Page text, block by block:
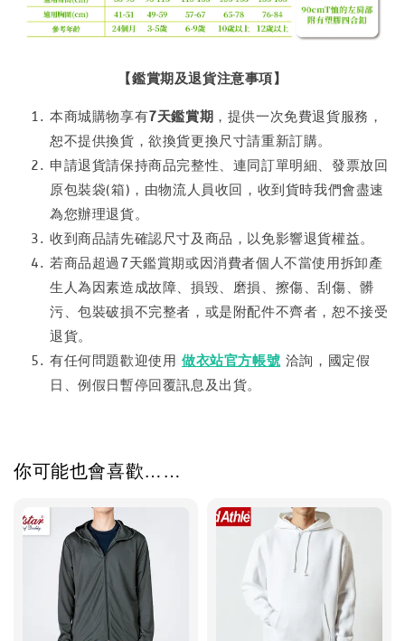
【鑑賞期及退貨注意事項】
本商城購物享有7天鑑賞期 ，提供一次免費退貨服務，
恕不提供換貨，欲換貨更換尺寸請重新訂購。
申請退貨請保持商品完整性、連同訂單明細、發票放回
原包裝袋(箱)，由物流人員收回，收到貨時我們會盡速
為您辦理退貨。
收到商品請先確認尺寸及商品，以免影響退貨權益。
若商品超過7天鑑賞期或因消費者個人不當使用拆卸產
生人為因素造成故障、損毀、磨損、擦傷、刮傷、髒
污、包裝破損不完整者，或是附配件不齊者，恕不接受
退貨。
有任何問題歡迎使用 做衣站官方帳號 洽詢，國定假
日、例假日暫停回覆訊息及出貨。
你可能也會喜歡……